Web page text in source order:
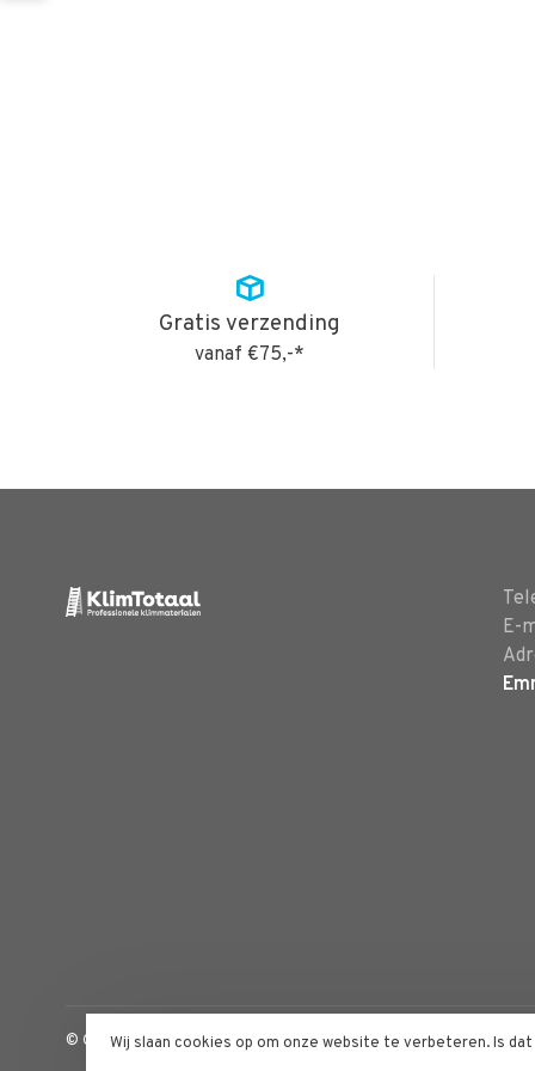
Gratis verzending
vanaf €75,-*
E-
© Copyright 2026 Klimtotaal.nl- Powered byLightspeed- Theme
Wij slaan cookies op om onze website te verbeteren. Is